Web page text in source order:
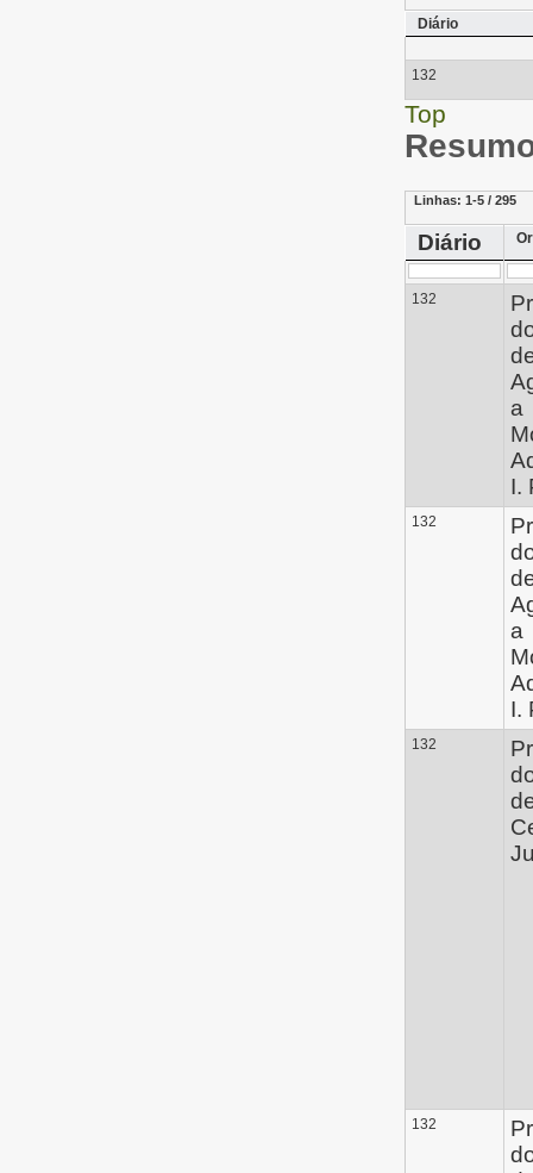
Diário
132
Top
Linhas: 1-5 / 295
Diário
132
a
I.
132
a
I.
132
132